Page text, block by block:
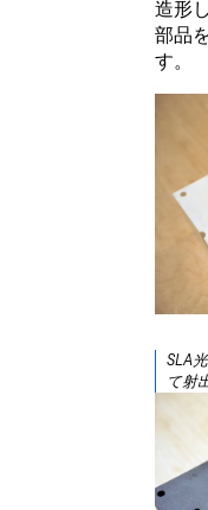
造形
部品
す。
SLA
て射